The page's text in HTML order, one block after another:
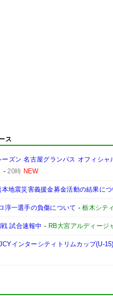
ス
ーズン 名古屋グランパス オフィシ
-20時 NEW
本地震災害義援金募金活動の結果に
淳一選手の負傷について -栃木シテ
試合速報中 - RB大宮アルディージ
JCYインターシティトリムカップ(U-